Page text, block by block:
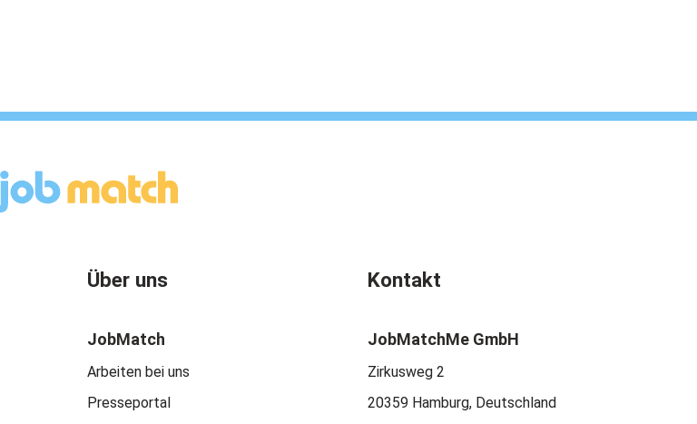
Über uns
JobMatch
Arbeiten bei uns
Presseportal
Kontakt
JobMatchMe GmbH
Zirkusweg 2
20359 Hamburg, Deutschland